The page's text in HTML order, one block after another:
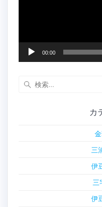
00:00
カ
三
伊
三
伊